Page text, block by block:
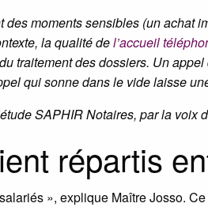
moments sensibles (un achat
la qualité del’accueil
traitement des dossiers. Un
qui sonne dans le vide laisse
SAPHIR Notaires, par la
répartis
», explique Maître Josso.